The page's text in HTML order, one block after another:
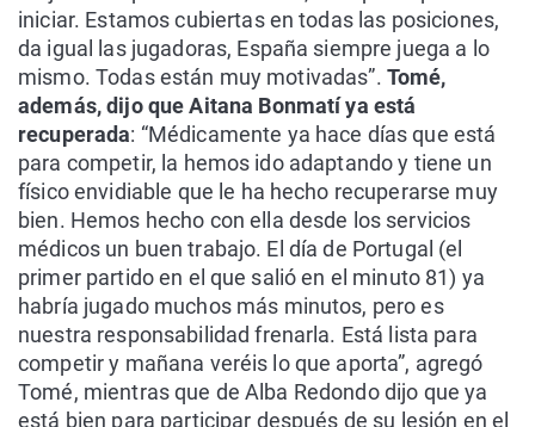
iniciar. Estamos cubiertas en todas las posiciones,
da igual las jugadoras, España siempre juega a lo
mismo. Todas están muy motivadas”. Tomé,
además, dijo que Aitana Bonmatí ya está
recuperada: “Médicamente ya hace días que está
para competir, la hemos ido adaptando y tiene un
físico envidiable que le ha hecho recuperarse muy
bien. Hemos hecho con ella desde los servicios
médicos un buen trabajo. El día de Portugal (el
primer partido en el que salió en el minuto 81) ya
habría jugado muchos más minutos, pero es
nuestra responsabilidad frenarla. Está lista para
competir y mañana veréis lo que aporta”, agregó
Tomé, mientras que de Alba Redondo dijo que ya
está bien para participar después de su lesión en el